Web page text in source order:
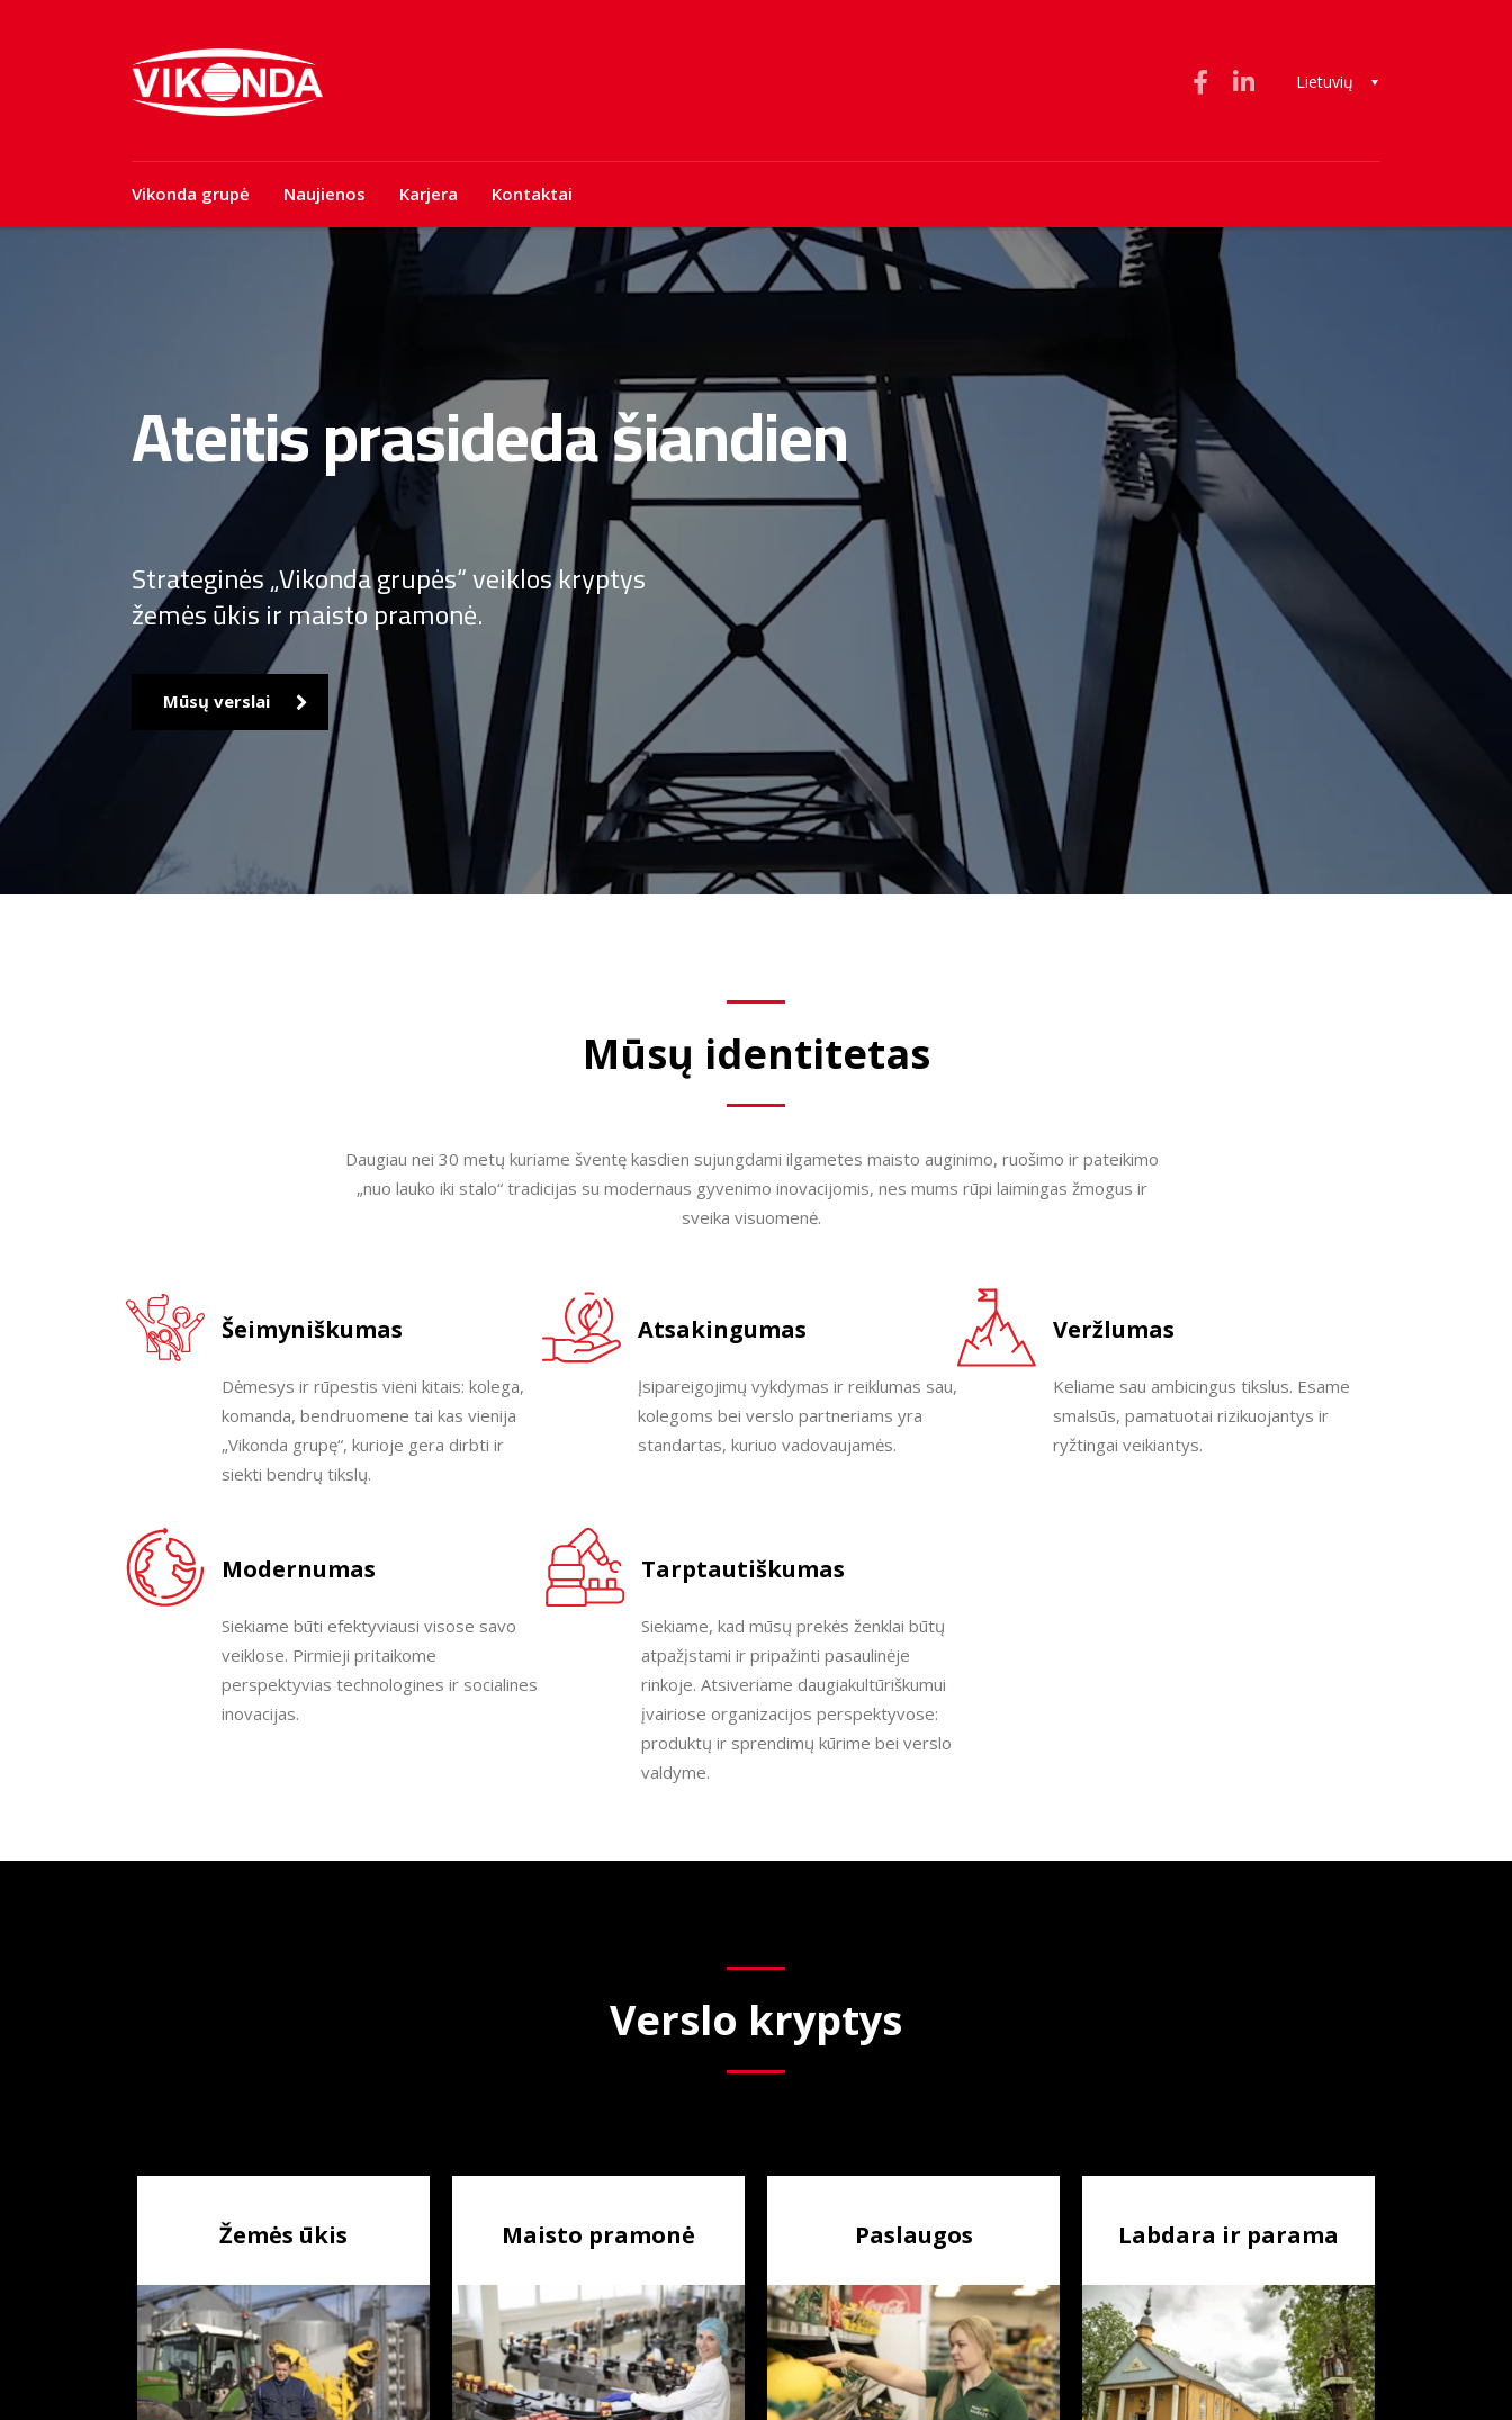
Lietuvių
Vikonda grupė Naujienos Karjera Kontaktai
Ateitis prasideda šiandien
Strateginės „Vikonda grupės“ veiklos kryptys
žemės ūkis ir maisto pramonė.
Mūsų verslai
Mūsų identitetas
Daugiau nei 30 metų kuriame šventę kasdien sujungdami ilgametes maisto auginimo, ruošimo ir pateikimo
„nuo lauko iki stalo“ tradicijas su modernaus gyvenimo inovacijomis, nes mums rūpi laimingas žmogus ir
sveika visuomenė.
Šeimyniškumas
Dėmesys ir rūpestis vieni kitais: kolega,
komanda, bendruomene tai kas vienija
„Vikonda grupę“, kurioje gera dirbti ir
siekti bendrų tikslų.
Atsakingumas
Įsipareigojimų vykdymas ir reiklumas sau,
kolegoms bei verslo partneriams yra
standartas, kuriuo vadovaujamės.
Veržlumas
Keliame sau ambicingus tikslus. Esame
smalsūs, pamatuotai rizikuojantys ir
ryžtingai veikiantys.
Modernumas
Siekiame būti efektyviausi visose savo
veiklose. Pirmieji pritaikome
perspektyvias technologines ir socialines
inovacijas.
Tarptautiškumas
Siekiame, kad mūsų prekės ženklai būtų
atpažįstami ir pripažinti pasaulinėje
rinkoje. Atsiveriame daugiakultūriškumui
įvairiose organizacijos perspektyvose:
produktų ir sprendimų kūrime bei verslo
valdyme.
Verslo kryptys
Žemės ūkis Maisto pramonė Paslaugos Labdara ir parama